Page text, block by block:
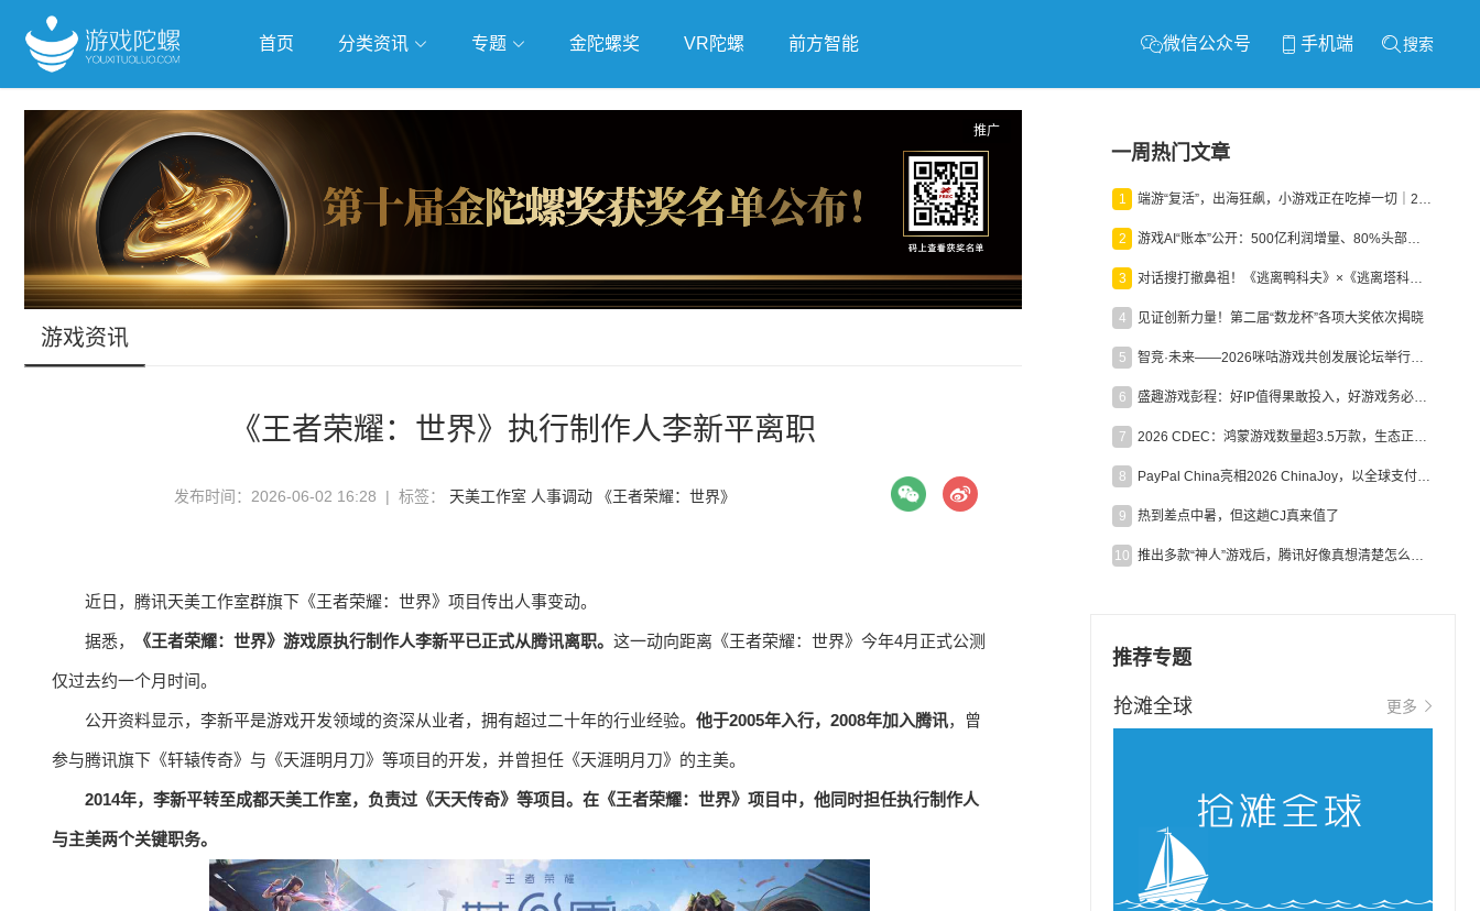
首页 分类资讯 专题
抢滩全球 人工智能 武侠游戏 独立游戏 云游戏
跨界Talk
金陀螺奖 VR陀螺 前方智能 微信公众号 手机端 搜索
推广
游戏资讯
《王者荣耀：世界》执行制作人李新平离职
发布时间：2026-06-02 16:28 | 标签： 天美工作室 人事调动 《王者荣耀：世界》
近日，腾讯天美工作室群旗下《王者荣耀：世界》项目传出人事变动。
据悉， 《王者荣耀：世界》游戏原执行制作人李新平已正式从腾讯离职。 这一动向距离《王者荣耀：世界》今年4月正式公测
仅过去约一个月时间。
公开资料显示，李新平是游戏开发领域的资深从业者，拥有超过二十年的行业经验。 他于2005年入行，2008年加入腾讯，曾
参与腾讯旗下《轩辕传奇》与《天涯明月刀》等项目的开发，并曾担任《天涯明月刀》的主美。
2014年，李新平转至成都天美工作室，负责过《天天传奇》等项目。在《王者荣耀：世界》项目中，他同时担任执行制作人
与主美两个关键职务。
一周热门文章
1 端游“复活”，出海狂飙，小游戏正在吃掉一切｜2026上半年产业报告
2 游戏AI“账本”公开：500亿利润增量、80%头部入局，谁在闷声发财？
3 对话搜打撤鼻祖！《逃离鸭科夫》×《逃离塔科夫》官方线下沙龙落幕
4 见证创新力量！第二届“数龙杯”各项大奖依次揭晓
5 智竞·未来——2026咪咕游戏共创发展论坛举行：聚力精品内容、AI创作与电竞生态，共建高品质益智健康游戏社区
6 盛趣游戏彭程：好IP值得果敢投入，好游戏务必长效经营
7 2026 CDEC：鸿蒙游戏数量超3.5万款，生态正循环加速产业高质量发展
8 PayPal China亮相2026 ChinaJoy，以全球支付能力助力中国游戏企业深化全球运营
9 热到差点中暑，但这趟CJ真来值了
10 推出多款“神人”游戏后，腾讯好像真想清楚怎么做二次元了
推荐专题
抢滩全球 更多